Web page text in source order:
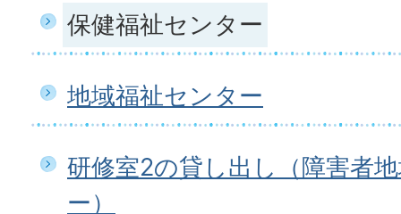
保健福祉センター
地域福祉センター
研修室2の貸し出し（障害者
ー）